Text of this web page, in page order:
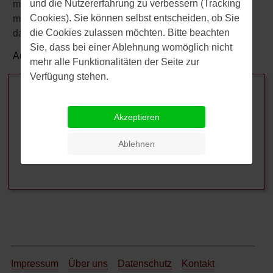
mehrere Klaviere bzw. Klaviervorläufer. Und genau das
macht die Datierung so schwierig. Die Vorläufer waren
das Clavichord, das Cembalo und das Spinett.
Autor: Dr. Jörg Zorn
Verwandte Beiträge
Um was geht es eigentlich in der Oper (und dem
Impressum Über uns Datenschutz Kontakt
und die Nutzererfahrung zu verbessern (Tracking
Cookies). Sie können selbst entscheiden, ob Sie
die Cookies zulassen möchten. Bitte beachten
Sie, dass bei einer Ablehnung womöglich nicht
mehr alle Funktionalitäten der Seite zur
Verfügung stehen.
Akzeptieren
Ablehnen